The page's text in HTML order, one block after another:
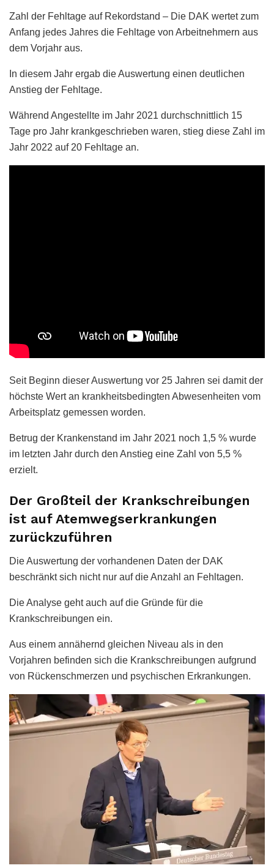
Zahl der Fehltage auf Rekordstand – Die DAK wertet zum
Anfang jedes Jahres die Fehltage von Arbeitnehmern aus
dem Vorjahr aus.
In diesem Jahr ergab die Auswertung einen deutlichen
Anstieg der Fehltage.
Während Angestellte im Jahr 2021 durchschnittlich 15
Tage pro Jahr krankgeschrieben waren, stieg diese Zahl im
Jahr 2022 auf 20 Fehltage an.
Seit Beginn dieser Auswertung vor 25 Jahren sei damit der
höchste Wert an krankheitsbedingten Abwesenheiten vom
Arbeitsplatz gemessen worden.
Betrug der Krankenstand im Jahr 2021 noch 1,5 % wurde
im letzten Jahr durch den Anstieg eine Zahl von 5,5 %
erzielt.
Der Großteil der Krankschreibungen
ist auf Atemwegserkrankungen
zurückzuführen
Die Auswertung der vorhandenen Daten der DAK
beschränkt sich nicht nur auf die Anzahl an Fehltagen.
Die Analyse geht auch auf die Gründe für die
Krankschreibungen ein.
Aus einem annähernd gleichen Niveau als in den
Vorjahren befinden sich die Krankschreibungen aufgrund
von Rückenschmerzen und psychischen Erkrankungen.